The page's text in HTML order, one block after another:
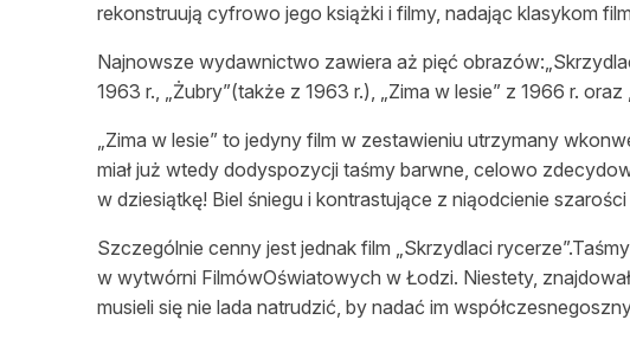
rekonstruują cyfrowo jego książki i filmy, nadając klasykom
Najnowsze wydawnictwo zawiera aż pięć
1963 r., „Żubry”(także z 1963 r.), „Zima w lesie” z 1966 r.
„Zima w lesie” to jedyny film w zestawieniu utrzymany
miał już wtedy dodyspozycji taśmy barwne, celowo
w dziesiątkę! Biel śniegu i kontrastujące z niąodcienie
Szczególnie cenny jest jednak film „Skrzydlaci
w wytwórni FilmówOświatowych w Łodzi. Niestety,
musieli się nie lada natrudzić, by nadać im